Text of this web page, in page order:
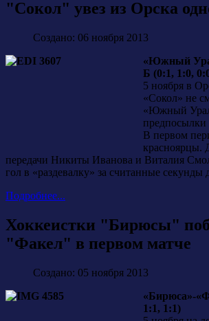
"Сокол" увез из Орска
Создано: 06 ноября 2013
«Южный
Б (0:1, 1:0,
5 ноября в
«Сокол» не
«Южный
В первом
красноярцы.
передачи Никиты Иванова и Виталия
гол в «раздевалку» за считанные секунды
Подробнее...
Хоккеистки "Бирюсы"
"Факел" в первом матче
Создано: 05 ноября 2013
«Бирюса»-
1:1, 1:1)